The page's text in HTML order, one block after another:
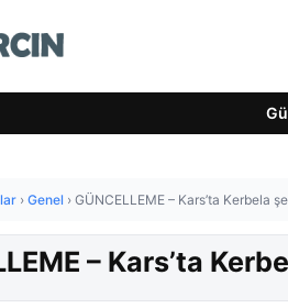
› Genel › GÜNCELLEME – Kars’ta Kerbela
– Kars’ta